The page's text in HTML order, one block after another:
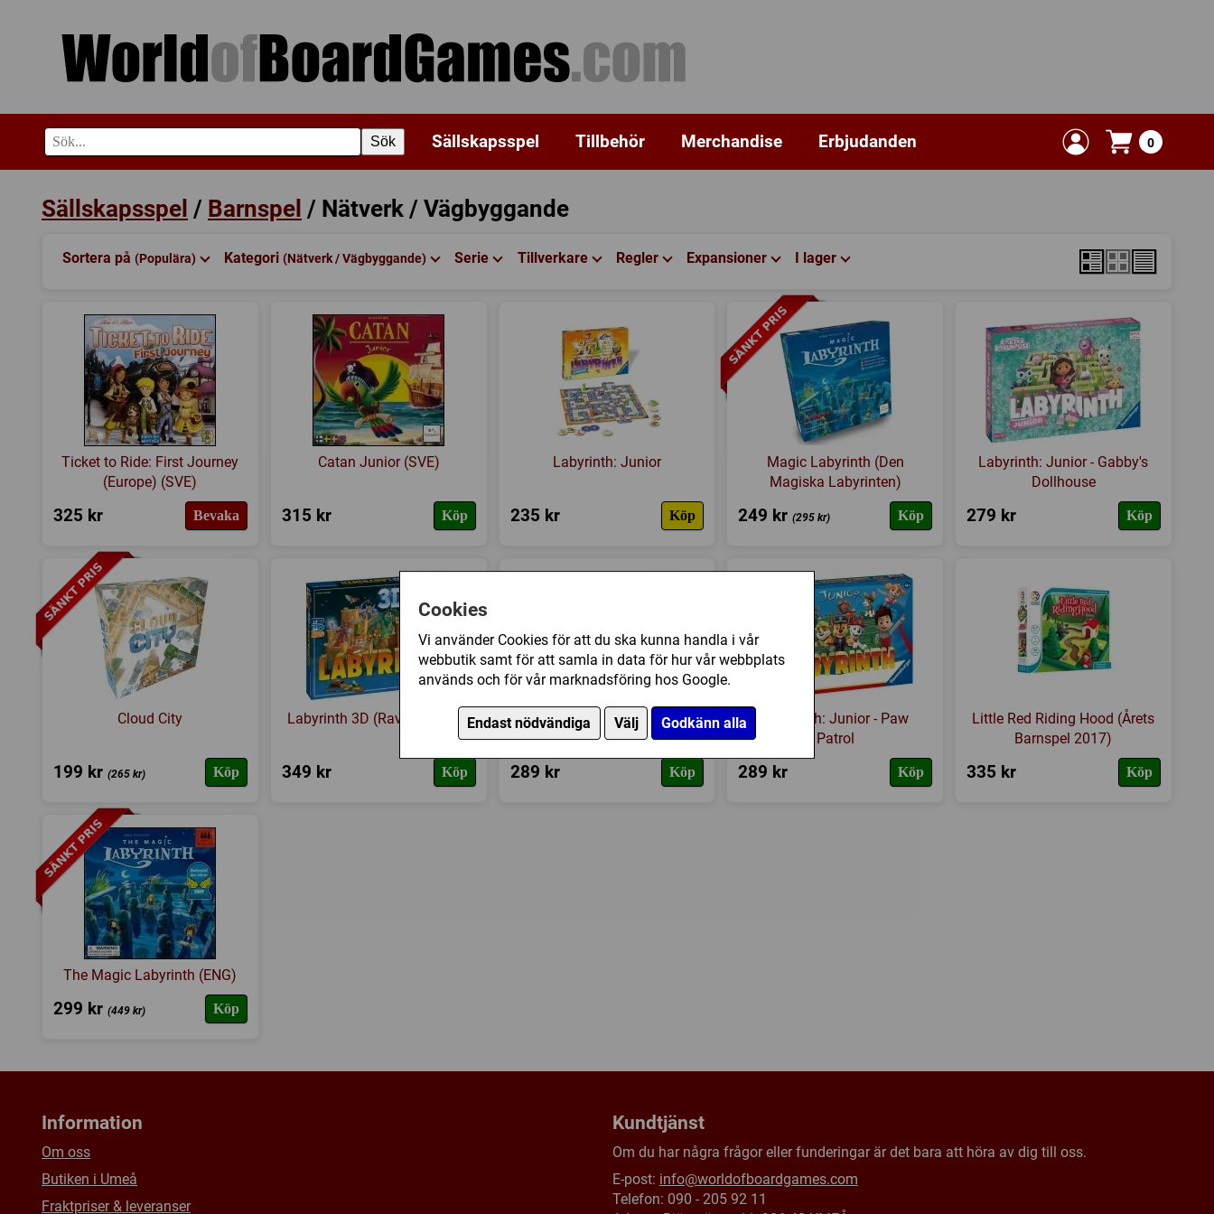
Cookies
Vi använder Cookies för att du ska kunna handla i vår
webbutik samt för att samla in data för hur vår webbplats
används och för vår marknadsföring hos Google.
Endast nödvändiga Välj Godkänn alla
Sök Sällskapsspel Tillbehör Merchandise Erbjudanden 0
Sällskapsspel / Barnspel / Nätverk / Vägbyggande
Sortera på (Populära) Kategori (Nätverk / Vägbyggande) Serie Tillverkare Regler Expansioner I lager
Ticket to Ride: First Journey
(Europe) (SVE)
325 kr Bevaka
Catan Junior (SVE)
315 kr Köp
Labyrinth: Junior
235 kr Köp
Magic Labyrinth (Den
Magiska Labyrinten)
249 kr(295 kr) Köp
Labyrinth: Junior - Gabby's
Dollhouse
279 kr Köp
Cloud City
199 kr (265 kr) Köp
Labyrinth 3D (Ravensburger)
349 kr Köp
Labyrinth: Junior - Dino
289 kr Köp
Labyrinth: Junior - Paw
Patrol
289 kr Köp
Little Red Riding Hood (Årets
Barnspel 2017)
335 kr Köp
The Magic Labyrinth (ENG)
299 kr (449 kr) Köp
Information
Om oss
Butiken i Umeå
Fraktpriser & leveranser
Kundtjänst
Om du har några frågor eller funderingar är det bara att höra av dig till oss.
E-post: info@worldofboardgames.com
Telefon: 090 - 205 92 11